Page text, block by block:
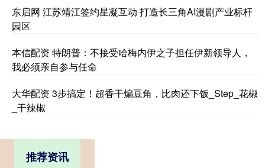
东启网 江苏靖江签约星凝互动 打造长三角AI漫剧产业标杆
园区
本信配资 特朗普：不接受哈梅内伊之子担任伊新领导人，
我必须亲自参与任命
大华配资 3步搞定！超香干煸豆角，比肉还下饭_Step_花椒
_干辣椒
推荐资讯